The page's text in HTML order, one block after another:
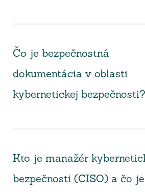
Čo je bezpečnostná
dokumentácia v oblasti
kybernetickej bezpečnosti?
Kto je manažér
bezpečnosti (CISO) a čo